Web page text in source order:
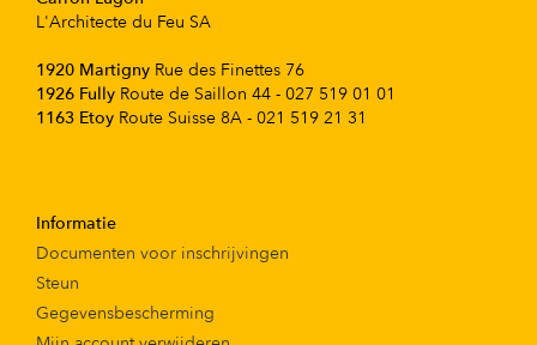
L'Architecte du Feu SA
1920 Martigny Rue des Finettes 76
1926 Fully Route de Saillon 44 - 027 519 01 01
1163 Etoy Route Suisse 8A - 021 519 21 31
Informatie
Documenten voor inschrijvingen
Steun
Gegevensbescherming